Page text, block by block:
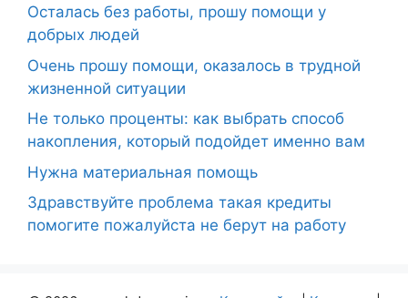
Осталась без работы, прошу помощи у
добрых людей
Очень прошу помощи, оказалось в трудной
жизненной ситуации
Не только проценты: как выбрать способ
накопления, который подойдет именно вам
Нужна материальная помощь
Здравствуйте проблема такая кредиты
помогите пожалуйста не берут на работу